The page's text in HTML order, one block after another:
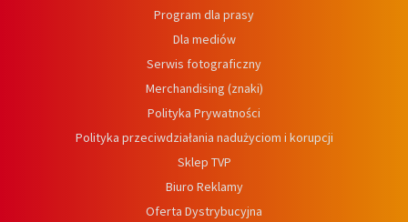
Program dla prasy
Dla mediów
Serwis fotograficzny
Merchandising (znaki)
Polityka Prywatności
Polityka przeciwdziałania nadużyciom i korupcji
Sklep TVP
Biuro Reklamy
Oferta Dystrybucyjna